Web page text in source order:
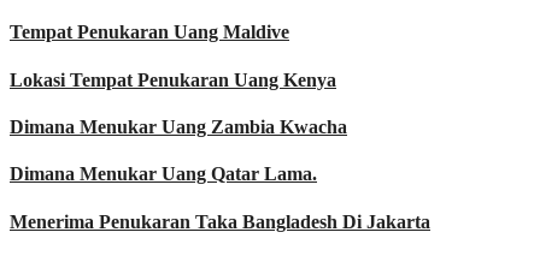
Tempat Penukaran Uang Maldive
Lokasi Tempat Penukaran Uang Kenya
Dimana Menukar Uang Zambia Kwacha
Dimana Menukar Uang Qatar Lama.
Menerima Penukaran Taka Bangladesh Di Jakarta